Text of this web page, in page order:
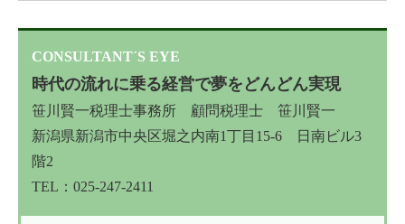
CONSULTANT´S EYE
時代の流れに乗る経営で夢をどんどん実現
笹川賢一税理士事務所 顧問税理士 笹川賢一
新潟県新潟市中央区堀之内南1丁目15-6 日南ビル3
階2
TEL：025-247-2411